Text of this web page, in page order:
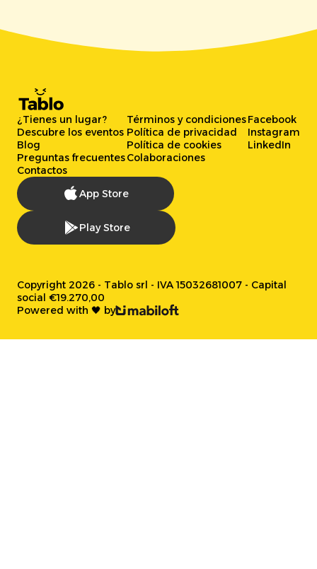
¿Tienes un lugar?
Descubre los eventos
Blog
Preguntas frecuentes
Contactos
Términos y condiciones
Política de privacidad
Política de cookies
Colaboraciones
Facebook
Instagram
LinkedIn
App Store
Play Store
Copyright 2026 - Tablo srl - IVA 15032681007 - Capital
social €19.270,00
Powered with 🖤 by